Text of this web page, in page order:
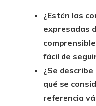
¿Están las
expresadas
fácil de
¿Se
qué se
referencia